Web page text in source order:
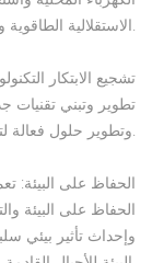
تطوير وتبني تقنيات
الحفاظ على البيئة
وإحداث تأثير بيئي